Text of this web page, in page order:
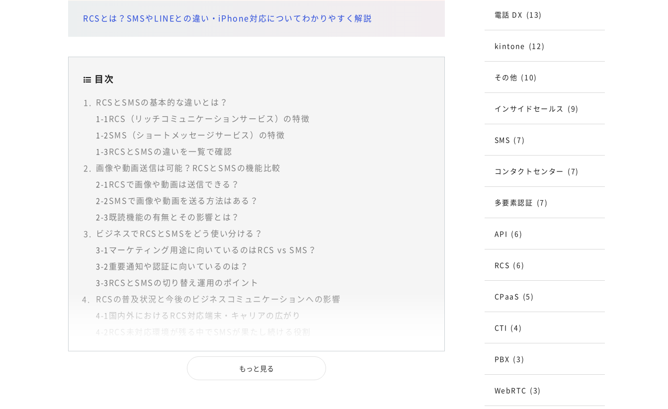
RCSとは？SMSやLINEとの違い・iPhone対応についてわかりやすく解説
目次
RCSとSMSの基本的な違いとは？
1-1RCS（リッチコミュニケーションサービス）の特徴
1-2SMS（ショートメッセージサービス）の特徴
1-3RCSとSMSの違いを一覧で確認
画像や動画送信は可能？RCSとSMSの機能比較
2-1RCSで画像や動画は送信できる？
2-2SMSで画像や動画を送る方法はある？
2-3既読機能の有無とその影響とは？
ビジネスでRCSとSMSをどう使い分ける？
3-1マーケティング用途に向いているのはRCS vs SMS？
3-2重要通知や認証に向いているのは？
3-3RCSとSMSの切り替え運用のポイント
RCSの普及状況と今後のビジネスコミュニケーションへの影響
4-1国内外におけるRCS対応端末・キャリアの広がり
4-2
もっと見る
電話 DX (13)
kintone (12)
その他 (10)
インサイドセールス (9)
SMS (7)
コンタクトセンター (7)
多要素認証 (7)
API (6)
RCS (6)
CPaaS (5)
CTI (4)
PBX (3)
WebRTC (3)